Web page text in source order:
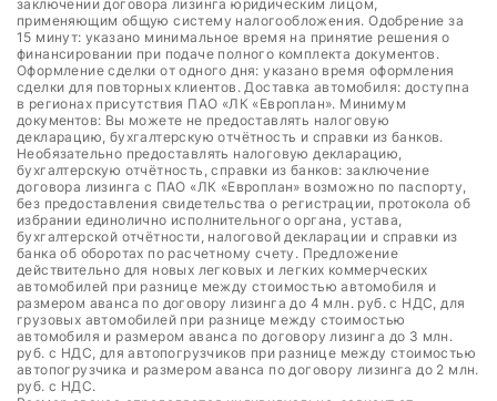
заключении договора лизинга юридическим лицом,
применяющим общую систему налогообложения. Одобрение за
15 минут: указано минимальное время на принятие решения о
финансировании при подаче полного комплекта документов.
Оформление сделки от одного дня: указано время оформления
сделки для повторных клиентов. Доставка автомобиля: доступна
в регионах присутствия ПАО «ЛК «Европлан». Минимум
документов: Вы можете не предоставлять налоговую
декларацию, бухгалтерскую отчётность и справки из банков.
Необязательно предоставлять налоговую декларацию,
бухгалтерскую отчётность, справки из банков: заключение
договора лизинга с ПАО «ЛК «Европлан» возможно по паспорту,
без предоставления свидетельства о регистрации, протокола об
избрании единолично исполнительного органа, устава,
бухгалтерской отчётности, налоговой декларации и справки из
банка об оборотах по расчетному счету. Предложение
действительно для новых легковых и легких коммерческих
автомобилей при разнице между стоимостью автомобиля и
размером аванса по договору лизинга до 4 млн. руб. с НДС, для
грузовых автомобилей при разнице между стоимостью
автомобиля и размером аванса по договору лизинга до 3 млн.
руб. с НДС, для автопогрузчиков при разнице между стоимостью
автопогрузчика и размером аванса по договору лизинга до 2 млн.
руб. с НДС.